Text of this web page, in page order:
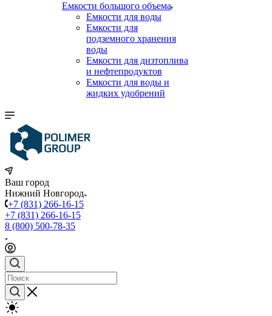
Емкости большого объема
Емкости для воды
Емкости для
подземного хранения
воды
Емкости для дизтоплива
и нефтепродуктов
Емкости для воды и
жидких удобрений
Ваш город
Нижний Новгород
+7 (831) 266-16-15
+7 (831) 266-16-15
8 (800) 500-78-35